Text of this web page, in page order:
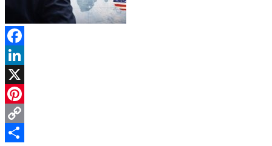
Facebook
LinkedIn
X
Pinterest
Copy